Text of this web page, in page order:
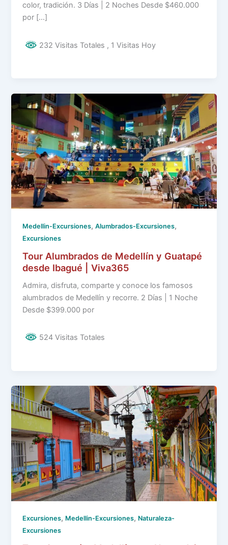
color, tradición. 3 Días | 2 Noches Desde $460.000
por […]
232 Visitas Totales , 1 Visitas Hoy
Medellin-Excursiones,Alumbrados-Excursiones,
Excursiones
Tour Alumbrados de Medellín y Guatapé
desde Ibagué | Viva365
Admira, disfruta, comparte y conoce los famosos
alumbrados de Medellín y recorre. 2 Días | 1 Noche
Desde $399.000 por
524 Visitas Totales
Excursiones, Medellin-Excursiones, Naturaleza-
Excursiones